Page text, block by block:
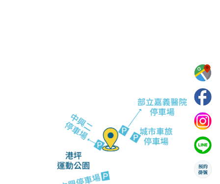
o
k
m
l
e
a
r